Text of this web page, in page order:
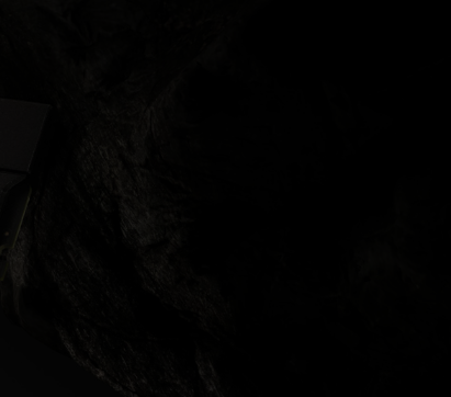
максимально достижимой частотой.
3.0 / EXPO); в противном случае
разгона.
в условиях нормального напряжения.
неисправностями процессора или
службу послепродажного
или материнской платы.